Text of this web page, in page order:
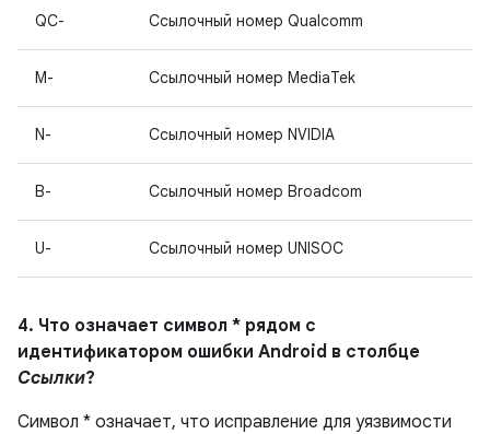
QC- Ссылочный номер Qualcomm
M- Ссылочный номер MediaTek
N- Ссылочный номер NVIDIA
B- Ссылочный номер Broadcom
U- Ссылочный номер UNISOC
4. Что означает символ * рядом с
идентификатором ошибки Android в столбце
Ссылки?
Символ * означает, что исправление для уязвимости